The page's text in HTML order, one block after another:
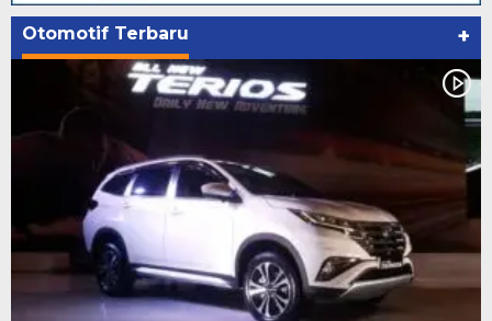
Otomotif Terbaru +